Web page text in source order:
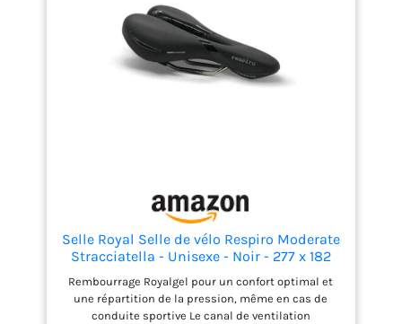
Selle Royal Selle de vélo Respiro Moderate
Stracciatella - Unisexe - Noir - 277 x 182
mm
Rembourrage Royalgel pour un confort optimal et
une répartition de la pression, même en cas de
conduite sportive Le canal de ventilation